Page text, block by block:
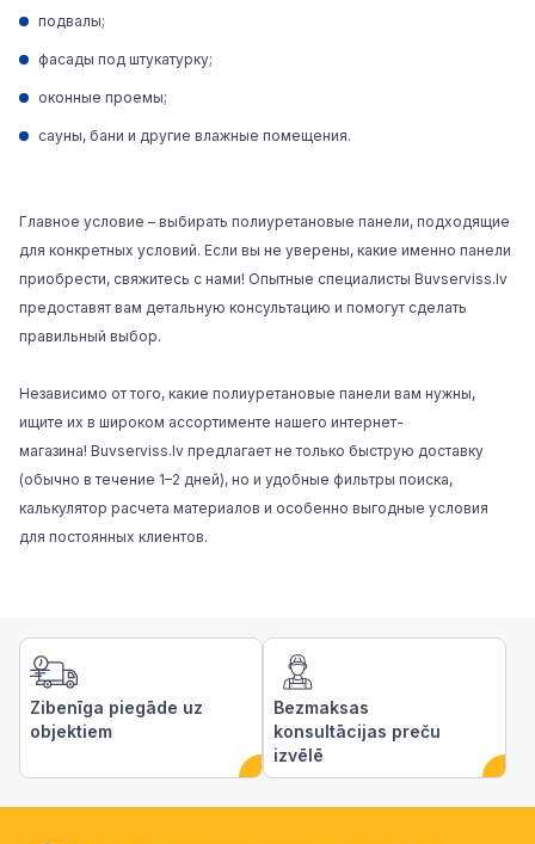
подвалы;
фасады под штукатурку;
оконные проемы;
сауны, бани и другие влажные помещения.
Главное условие – выбирать полиуретановые панели, подходящие
для конкретных условий. Если вы не уверены, какие именно панели
приобрести, свяжитесь с нами! Опытные специалисты Buvserviss.lv
предоставят вам детальную консультацию и помогут сделать
правильный выбор.
Независимо от того, какие полиуретановые панели вам нужны,
ищите их в широком ассортименте нашего интернет-
магазина! Buvserviss.lv предлагает не только быструю доставку
(обычно в течение 1–2 дней), но и удобные фильтры поиска,
калькулятор расчета материалов и особенно выгодные условия
для постоянных клиентов.
Zibenīga piegāde uz
objektiem
Bezmaksas
konsultācijas preču
izvēlē